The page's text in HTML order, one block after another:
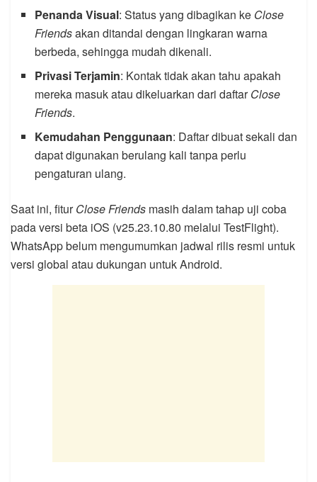
Penanda Visual: Status yang dibagikan ke Close
Friendsakan ditandai dengan lingkaran warna
berbeda, sehingga mudah dikenali.
Privasi Terjamin: Kontak tidak akan tahu apakah
mereka masuk atau dikeluarkan dari daftarClose
Friends.
Kemudahan Penggunaan: Daftar dibuat sekali dan
dapat digunakan berulang kali tanpa perlu
pengaturan ulang.
Saat ini, fiturClose Friends masih dalam tahap uji coba
pada versi beta iOS (v25.23.10.80 melalui TestFlight).
WhatsApp belum mengumumkan jadwal rilis resmi untuk
versi global atau dukungan untuk Android.